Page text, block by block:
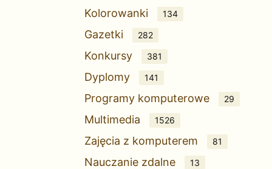
Kolorowanki 134
Gazetki 282
Konkursy 381
Dyplomy 141
Programy komputerowe 29
Multimedia 1526
Zajęcia z komputerem 81
Nauczanie zdalne 13